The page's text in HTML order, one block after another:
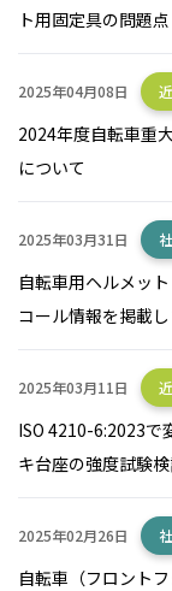
ト用固定具の問題点
2025年04月08日
2024年度自転車重
について
2025年03月31日
自転車用ヘルメッ
コール情報を掲載し
2025年03月11日
ISO 4210-6:2023で
キ台座の強度試験
2025年02月26日
自転車（フロント